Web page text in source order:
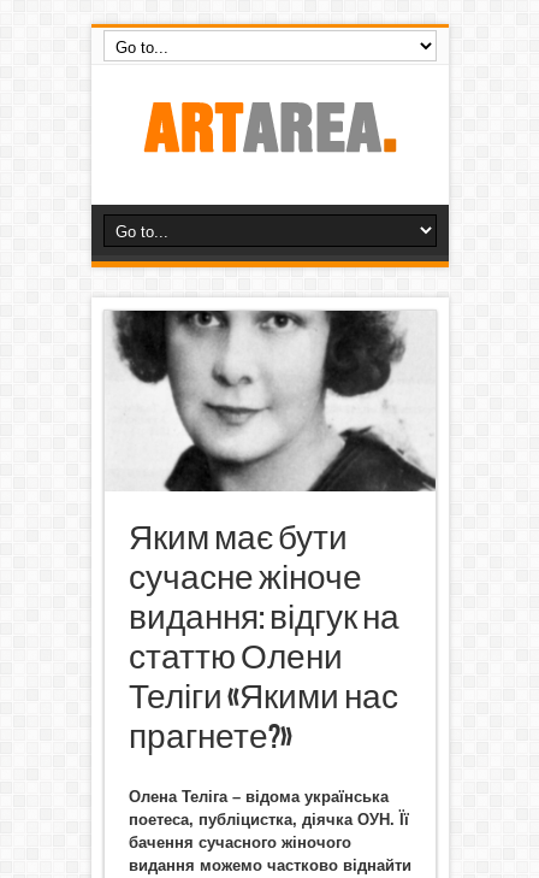
Яким має бути
сучасне жіноче
видання: відгук на
статтю Олени
Теліги «Якими нас
прагнете?»
Олена Теліга – відома українська
поетеса, публіцистка, діячка ОУН. Її
бачення сучасного жіночого
видання можемо частково віднайти